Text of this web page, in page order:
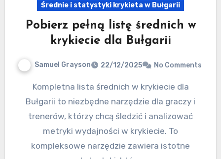
Średnie i statystyki krykieta w Bułgarii
Pobierz pełną listę średnich w
krykiecie dla Bułgarii
Samuel Grayson 22/12/2025 No Comments
Kompletna lista średnich w krykiecie dla
Bułgarii to niezbędne narzędzie dla graczy i
trenerów, którzy chcą śledzić i analizować
metryki wydajności w krykiecie. To
kompleksowe narzędzie zawiera istotne